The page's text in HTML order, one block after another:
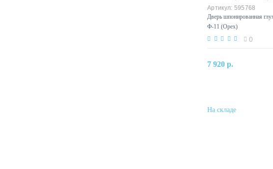
595768
Дверь шпонированная
Ф-11 (Орех)
0
7 920 р.В корзину